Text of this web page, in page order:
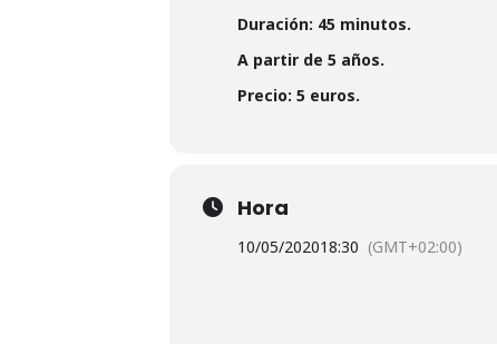
Duración: 45 minutos.
A partir de 5 años.
Precio: 5 euros.
Hora
10/05/202018:30 (GMT+02:00)